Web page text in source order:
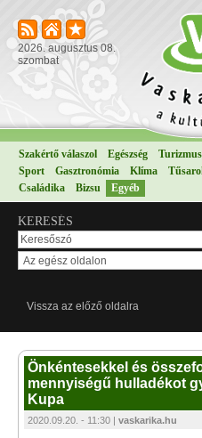
2026. augusztus 08.
szombat
Szakértő válaszol Egészség Turizmus
Sport
Gasztronómia Klíma
Családika
Bizsu Egyéb
KERESÉS
Vissza az előző oldalra
Önkéntesekkel és
mennyiségű hulladékot
Kupa
2020.09.20. - 11:30 | vaskarika.hu